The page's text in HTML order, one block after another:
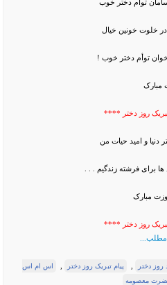
توأم دختر خوب
خلوت خونین خیال
توأم دختر خوب !
مبارک
روز دختر ****
دنیا و امید حیات من
ها برای فرشته زندگیم . . .
مبارک
روز دختر ****
مطلب...
دختر پیام تبریک روز دختر
اس ام اس
معصومه